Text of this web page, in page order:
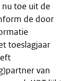
toe uit de
de door
toeslagjaar
van